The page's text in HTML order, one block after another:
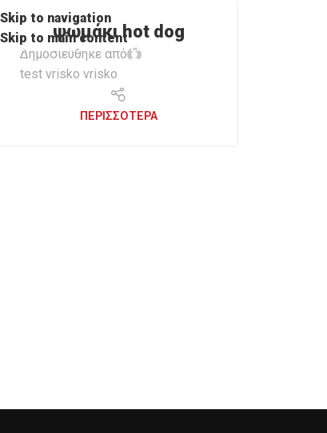
Skip to navigation
Skip to main content
ΑΡΧΙΚΗ ΜΕΝΟΥ ONLINE DELIVERY
ψωμάκι hot dog
Δημοσιεύθηκε από
test vrisko vrisko
ΠΕΡΙΣΣΌΤΕΡΑ